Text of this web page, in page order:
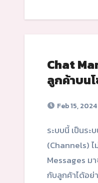
Chat
ลูกค้าบน
Feb 15, 2024
ระบบนี้ เป็นระบบที่ช่วยรวบรวมคำถาม ปัญหา และคำร้องขอของลูกค้าทั้งหมดที่มาจากหลากหลายช่องทาง
(Channels)
Messages ม
กับลูกค้าได้อย่